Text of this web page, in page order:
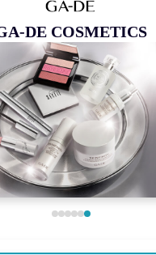
DE COSMETICS